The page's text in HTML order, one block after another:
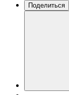
Поделиться